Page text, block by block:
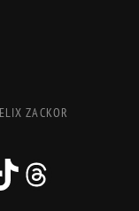
ZACKOR
THREADS